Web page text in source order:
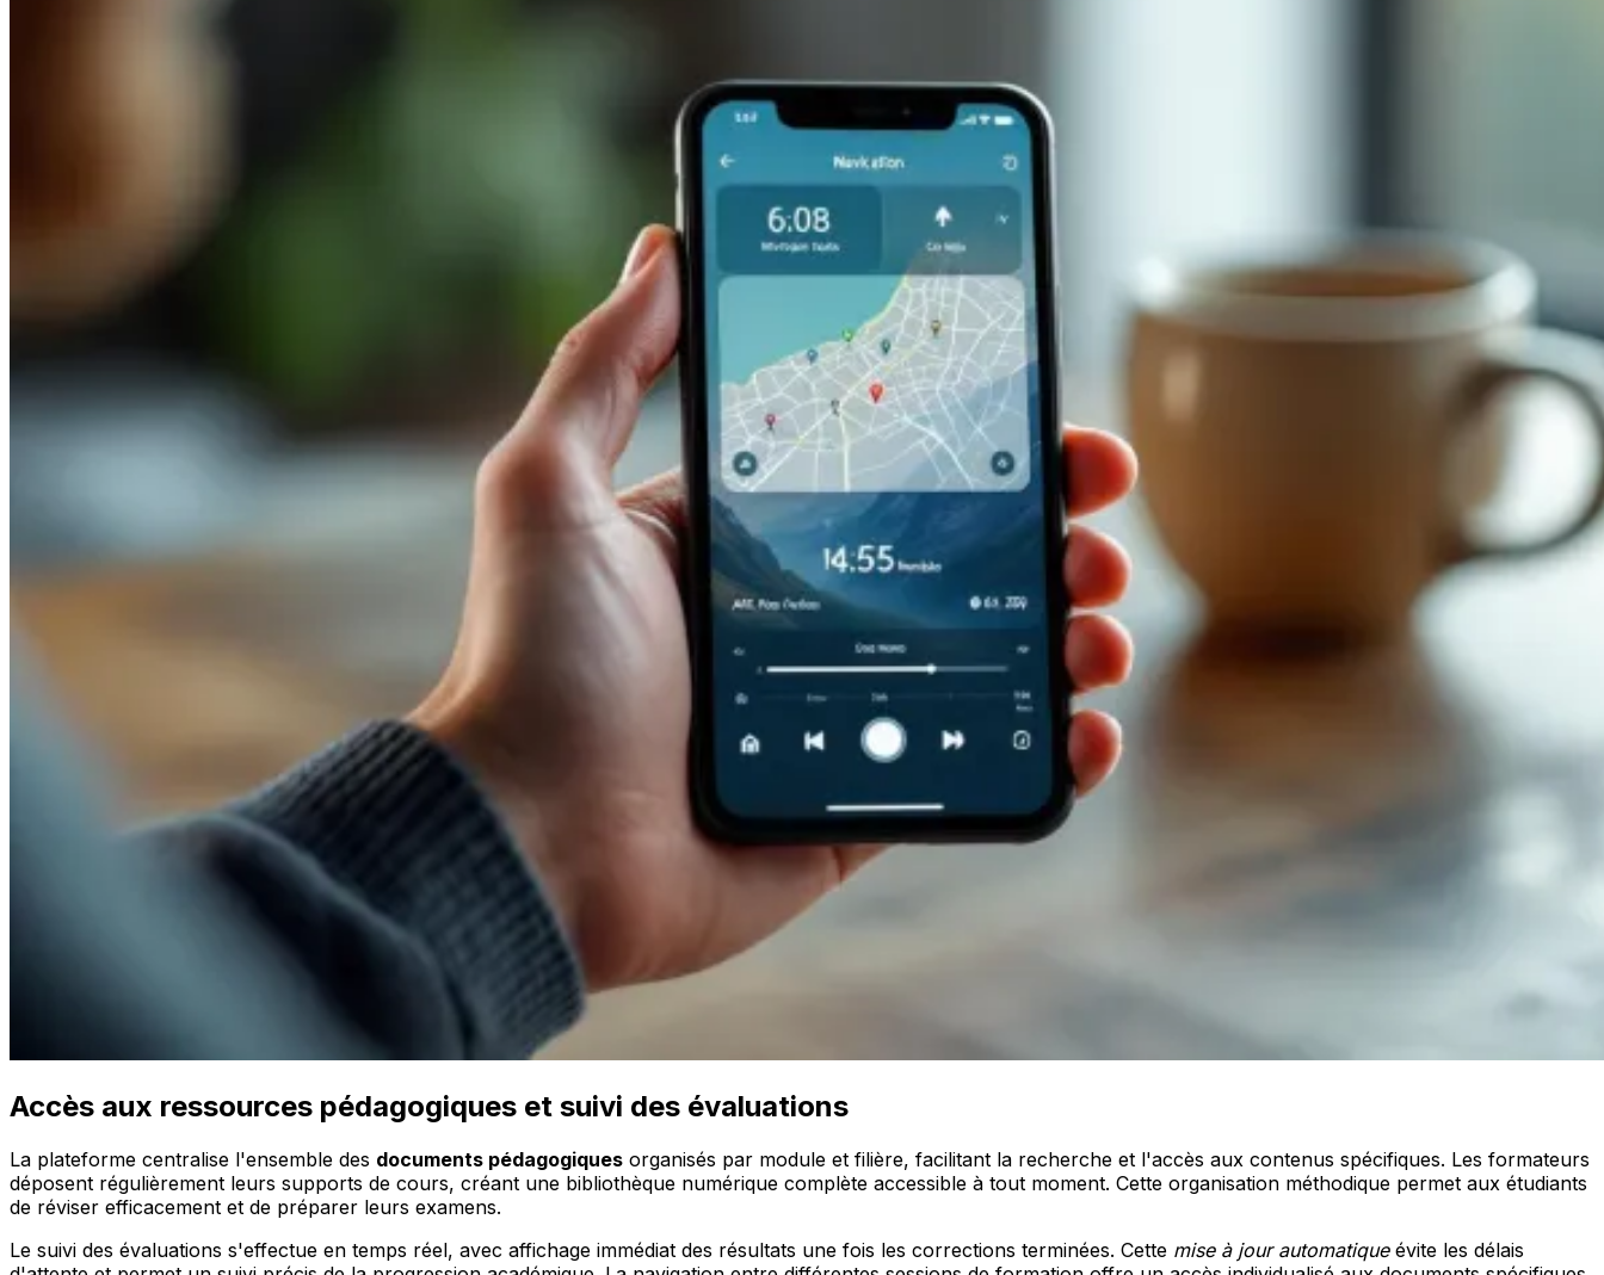
Accès aux ressources pédagogiques et suivi des évaluations
La plateforme centralise l'ensemble des documents pédagogiques organisés par module et filière, facilitant la recherche et l'accès aux contenus spécifiques. Les formateurs
déposent régulièrement leurs supports de cours, créant une bibliothèque numérique complète accessible à tout moment. Cette organisation méthodique permet aux étudiants
de réviser efficacement et de préparer leurs examens.
Le suivi des évaluations s'effectue en temps réel, avec affichage immédiat des résultats une fois les corrections terminées. Cette mise à jour automatiqueévite les délais